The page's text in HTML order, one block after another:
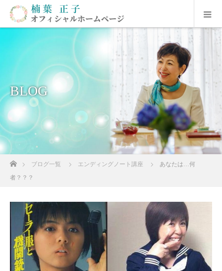
BLOG
ホームブログ一覧 エンディングノート講座
あなたは…何
者？？？